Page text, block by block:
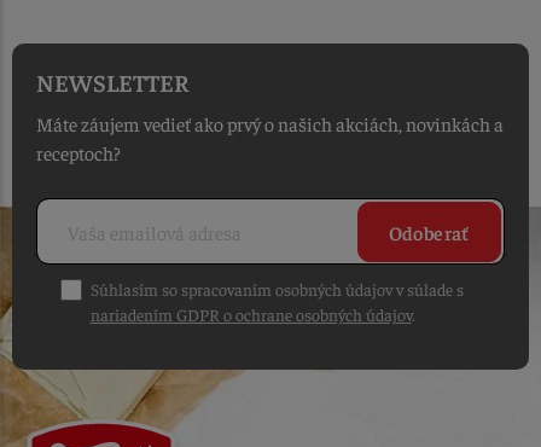
NEWSLETTER
Máte záujem vedieť ako prvý o našich akciách, novinkách a
receptoch?
Odoberať
Súhlasím so spracovaním osobných údajov v súlade s
nariadením GDPR o ochrane osobných údajov.